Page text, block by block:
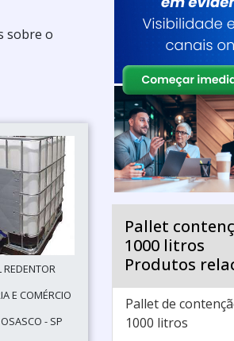
sobre o
REDENTOR
E COMÉRCIO
- SP
Pallet
1000 litros
Produtos
Pallet de
1000 litros